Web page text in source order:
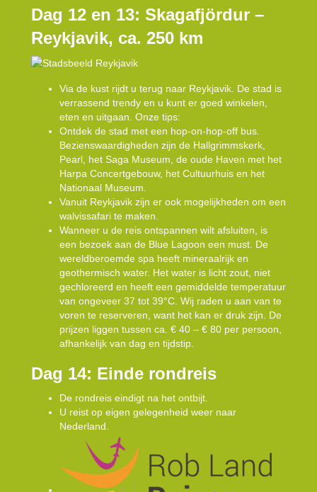
Dag 12 en 13: Skagafjördur –
Reykjavik, ca. 250 km
Via de kust rijdt u terug naar Reykjavik. De stad is
verrassend trendy en u kunt er goed winkelen,
eten en uitgaan. Onze tips:
Ontdek de stad met een hop-on-hop-off bus.
Bezienswaardigheden zijn de Hallgrimmskerk,
Pearl, het Saga Museum, de oude Haven met het
Harpa Concertgebouw, het Cultuurhuis en het
Nationaal Museum.
Vanuit Reykjavik zijn er ook mogelijkheden om een
walvissafari te maken.
Wanneer u de reis ontspannen wilt afsluiten, is
een bezoek aan de Blue Lagoon een must. De
wereldberoemde spa heeft mineraalrijk en
geothermisch water. Het water is licht zout, niet
gechloreerd en heeft een gemiddelde temperatuur
van ongeveer 37 tot 39°C. Wij raden u aan van te
voren te reserveren, want het kan er druk zijn. De
prijzen liggen tussen ca. € 40 – € 80 per persoon,
afhankelijk van dag en tijdstip.
Dag 14: Einde rondreis
De rondreis eindigt na het ontbijt.
U reist op eigen gelegenheid weer naar
Nederland.